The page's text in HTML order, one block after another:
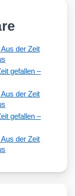
der Zeit
gefallen –
der Zeit
gefallen –
der Zeit